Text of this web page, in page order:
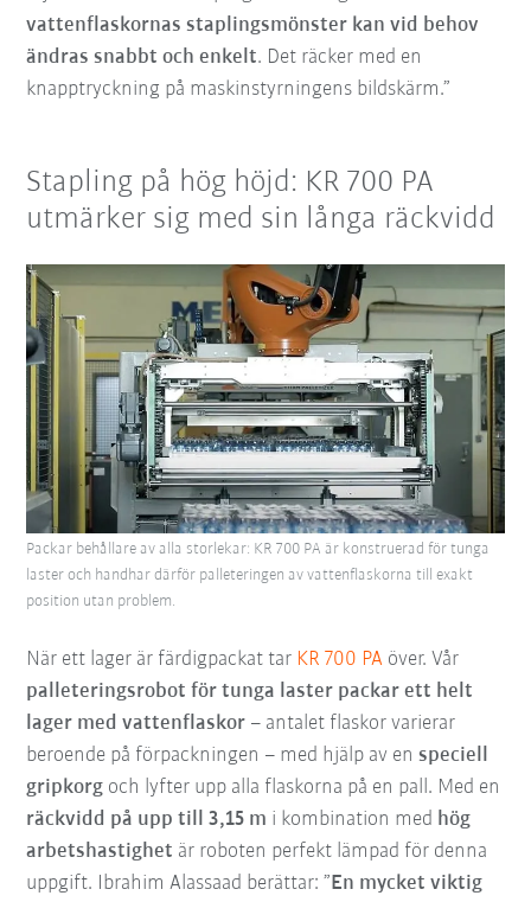
vattenflaskornas staplingsmönster kan vid behov
ändras snabbt och enkelt. Det räcker med en
knapptryckning på maskinstyrningens bildskärm.”
Stapling på hög höjd: KR 700 PA
utmärker sig med sin långa räckvidd
När ett lager är färdigpackat tar KR 700 PA över. Vår
palleteringsrobot för tunga laster packar ett helt
lager med vattenflaskor – antalet flaskor varierar
beroende på förpackningen – med hjälp av enspeciell
gripkorg och lyfter upp alla flaskorna på en pall. Med en
räckvidd på upp till 3,15 m i kombination med hög
arbetshastighet är roboten perfekt lämpad för denna
uppgift. Ibrahim Alassaad berättar: ” En mycket viktig
Packar behållare av alla storlekar: KR 700 PA är konstruerad för tunga
laster och handhar därför palleteringen av vattenflaskorna till exakt
position utan problem.